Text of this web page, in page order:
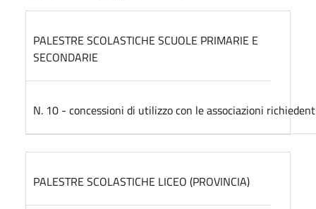
PALESTRE SCOLASTICHE SCUOLE PRIMARIE E
SECONDARIE
N. 10 - concessioni di utilizzo con le associazioni
PALESTRE SCOLASTICHE LICEO (PROVINCIA)